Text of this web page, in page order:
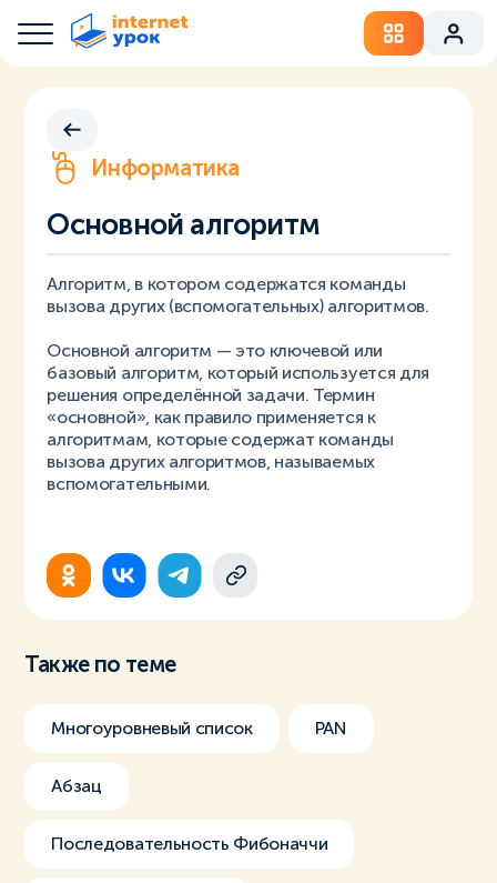
Информатика
Основной алгоритм
Алгоритм, в котором содержатся команды
вызова других (вспомогательных) алгоритмов.
Основной алгоритм — это ключевой или
базовый алгоритм, который используется для
решения определённой задачи. Термин
«основной», как правило применяется к
алгоритмам, которые содержат команды
вызова других алгоритмов, называемых
вспомогательными.
Также по теме
Многоуровневый список PAN
Абзац
Последовательность Фибоначчи